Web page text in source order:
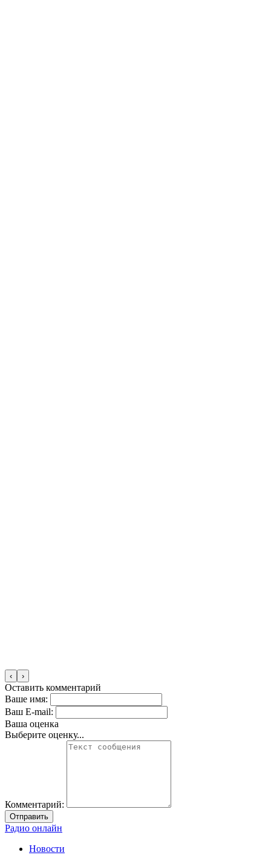
‹ ›
Оставить комментарий
Ваше имя:
Ваш E-mail:
Ваша оценка
Выберите оценку...
Комментарий:
Отправить
Радио онлайн
Новости